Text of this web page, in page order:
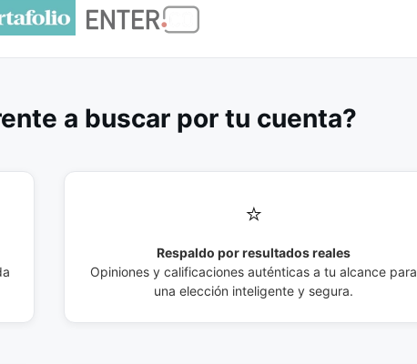
a buscar por tu cuenta?
⭐
Respaldo por resultados reales
Opiniones y calificaciones auténticas a tu alcance para
una elección inteligente y segura.